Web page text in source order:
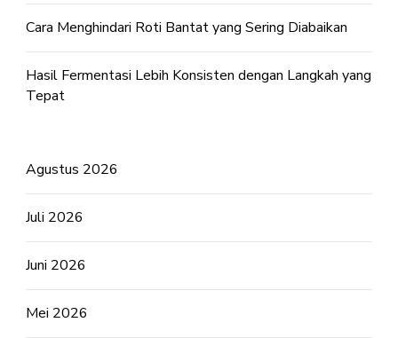
Cara Menghindari Roti Bantat yang Sering Diabaikan
Hasil Fermentasi Lebih Konsisten dengan Langkah yang
Tepat
Agustus 2026
Juli 2026
Juni 2026
Mei 2026